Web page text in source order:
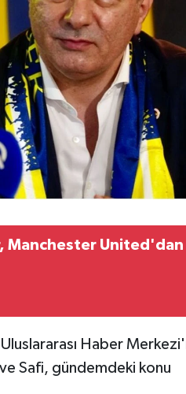
Manchester United'dan
Haber
ve Safi, gündemdeki konu